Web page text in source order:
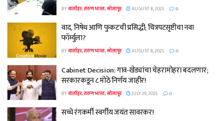
BYवार्ताहर, तरुण भारत, सोलापूर AUGUST 8, 2025 0
वाद, निषेध आणि फुकटची प्रसिद्धी; चित्रपटसृष्टीचा नवा
फॉर्म्युला?
BYवार्ताहर, तरुण भारत, सोलापूर AUGUST 8, 2025 0
Cabinet Decision: गाव-खेड्यांचा चेहरामोहरा बदलणार;
सरकारकडून ८ मोठे निर्णय जाहीर!
BYवार्ताहर, तरुण भारत, सोलापूर JULY 29, 2025 0
सच्चे रंगकर्मी स्वर्गीय जयंत सावरकर!